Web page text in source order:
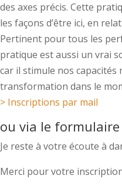
des axes précis. Cette
les façons d’être ici, en
Pertinent pour tous les
pratique est aussi un vrai
car il stimule nos capacités
transformation dans le
> Inscriptions par mail
ou via le formulaire
Je reste à votre écoute à
Merci pour votre